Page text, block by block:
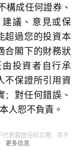
構成任何證券、
議、意見或保
超過您的投資本
合閣下的財務狀
投資者自行承
不保證所引用資
對任何錯誤、
人恕不負責。
表富途任何立場，亦不
更多信息